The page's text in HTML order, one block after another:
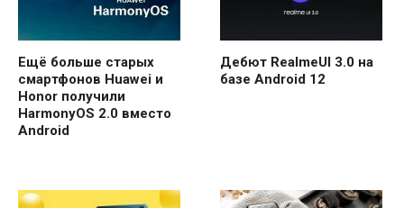
Ещё больше старых
смартфонов Huawei и
Honor получили
HarmonyOS 2.0 вместо
Android
Дебют RealmeUI 3.0 на
базе Android 12